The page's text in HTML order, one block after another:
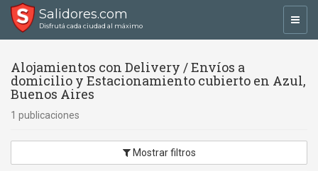
Salidores.com
Disfrutá cada ciudad al máximo
Alojamientos con Delivery / Envíos a
domicilio y Estacionamiento cubierto en Azul,
Buenos Aires
1 publicaciones
Mostrar filtros